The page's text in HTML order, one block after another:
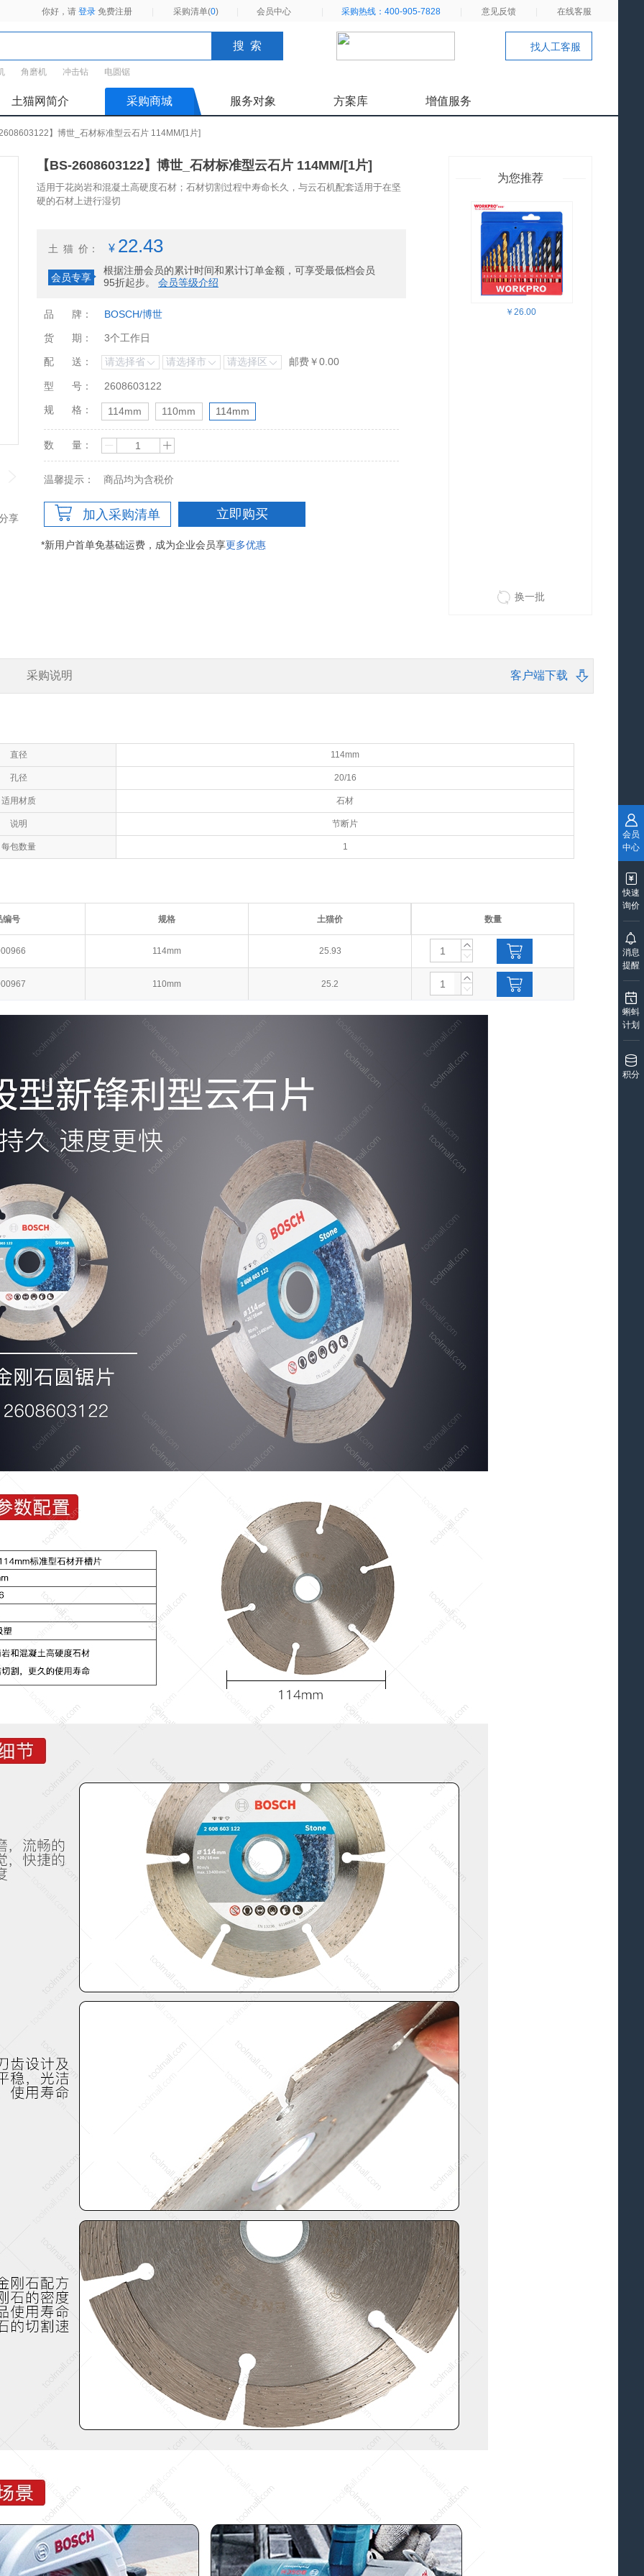
你好，请 登录 免费注册 采购清单(0) 会员中心 采购热线：400-905-7828 意见反馈 在线客服
角磨机 冲击钻 电圆锯
找人工客服
土猫网简介 采购商城 服务对象 方案库 增值服务
】博世_石材标准型云石片 114MM/[1片]
享
【BS-2608603122】博世_石材标准型云石片 114MM/[1片]
适用于花岗岩和混凝土高硬度石材；石材切割过程中寿命长久，与云石机配套适用于在坚
硬的石材上进行湿切
土猫 价： ¥ 22.43
会员专享
根据注册会员的累计时间和累计订单金额，可享受最低档会员
95折起步。 会员等级介绍
品 牌： BOSCH/博世
货 期： 3个工作日
配 送： 邮费￥0.00
型 号： 2608603122
规 格： 114mm 110mm 114mm
数 量：
温馨提示： 商品均为含税价
加入采购清单 立即购买
*新用户首单免基础运费，成为企业会员享更多优惠
为您推荐
￥26.00
换一批
采购说明 客户端下载
直径 114mm
孔径 20/16
适用材质 石材
说明 节断片
每包数量 1
规格 土猫价 数量
114mm 25.93
110mm 25.2
编号
会员
中心
快速
询价
消息
提醒
蝌蚪
计划
积分